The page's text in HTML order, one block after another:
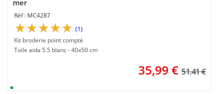
mer
MC4287
(1)
Kit broderie point compté
Toile aida 5.5 blanc - 40x50 cm
35,99 € 51.41 €